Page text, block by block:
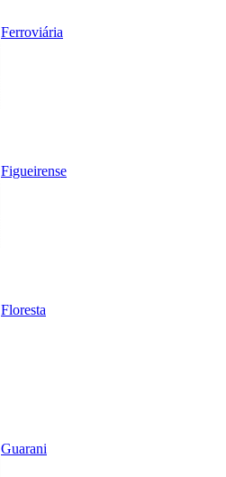
Ferroviária
Figueirense
Floresta
Guarani